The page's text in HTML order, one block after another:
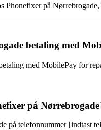
Phonefixer på
betaling med
med MobilePay for
på
på telefonnummer [indtast